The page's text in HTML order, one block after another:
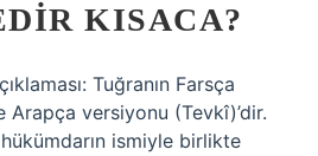
KISACA?
Tuğranın Farsça
versiyonu (Tevkî)’dir.
ismiyle birlikte